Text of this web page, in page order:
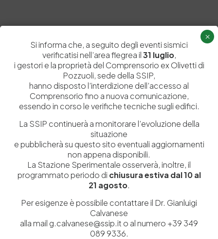
Si informa che, a seguito degli eventi sismici
verificatisi nell’area flegrea il31 luglio,
i gestori e la proprietà del Comprensorio ex Olivetti di
Pozzuoli, sede della SSIP,
hanno disposto l’interdizione dell’accesso al
Comprensorio fino a nuova comunicazione,
essendo in corso le verifiche tecniche sugli edifici.
La SSIP continuerà a monitorare l’evoluzione della
situazione
e pubblicherà su questo sito eventuali aggiornamenti
non appena disponibili.
La Stazione Sperimentale osserverà, inoltre, il
programmato periodo di chiusura estiva dal 10 al
21 agosto.
Per esigenze è possibile contattare il Dr. Gianluigi
Calvanese
alla mail g.calvanese@ssip.it o al numero +39 349
089 9336.
×